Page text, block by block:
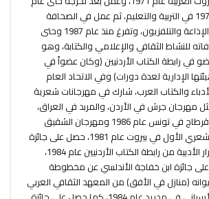
1979 في التربية والتعليم، ثم عمل في الصحافة
والإذاعة والتلفزيون، وتفرغ منذ عام 1987 وحتى
للنشاط الثقافي والإعلامي والكتابة، وهو
في رابطة الكتاب الأردنيين (وكان عضواً في
الإدارية لعدة دورات) وفي الاتحاد العام
والكتاب العرب، شارك في مهرجانات شعرية
مهرجان جرش في الأردن، والمربد في العراق،
وقرطاج في تونس عام 1986 ومهرجان الشقيق
الشعري الأول في بيروت عام 1981، حصل على جائزة
عرار الأدبية من رابطة الكتاب الأردنيين عام 1984،
جائزة ابن خفاجة الأندلسي عن مخطوطة
(منازل في الأفق) من المعهد الثقافي العربي